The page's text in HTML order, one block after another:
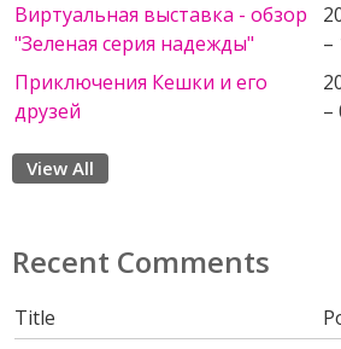
Виртуальная выставка - обзор
"Зеленая серия надежды"
–
Приключения Кешки и его
друзей
–
View All
Recent Comments
Title